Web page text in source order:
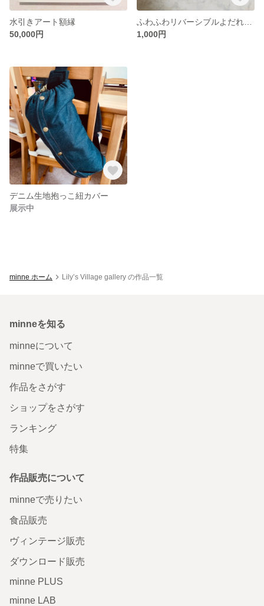
水引きアート額縁
50,000円
1,000円
デニム生地抱っこ紐カバー
展示中
minne ホーム Lily’s Village gallery の作品一覧
minneを知る
minneについて
minneで買いたい
作品をさがす
ショップをさがす
ランキング
特集
作品販売について
minneで売りたい
食品販売
ヴィンテージ販売
ダウンロード販売
minne PLUS
minne LAB